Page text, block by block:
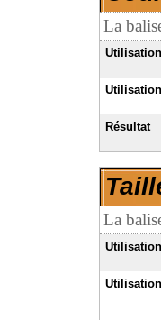
La
Utilisation
Utilisation
Résultat
La
Utilisation
Utilisation